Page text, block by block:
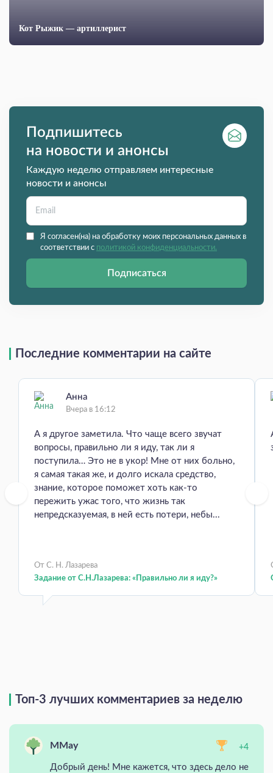
Кот Рыжик — артиллерист
Подпишитесь
на новости и анонсы
Каждую неделю отправляем интересные
новости и анонсы
Я согласен(на) на обработку моих персональных данных в
соответствии с политикой конфиденциальности.
Подписаться
Последние комментарии на сайте
Анна
Вчера в 16:12
А я другое заметила. Что чаще всего звучат
вопросы, правильно ли я иду, так ли я
поступила… Это не в укор! Мне от них больно,
я самая такая же, и долго искала средство,
знание, которое поможет хоть как-то
пережить ужас того, что жизнь так
непредсказуемая, в ней есть потери, небы...
От С. Н. Лазарева
Задание от С.Н.Лазарева: «Правильно ли я иду?»
Топ-3 лучших комментариев за неделю
MMay +4
Добрый день! Мне кажется, что здесь дело не